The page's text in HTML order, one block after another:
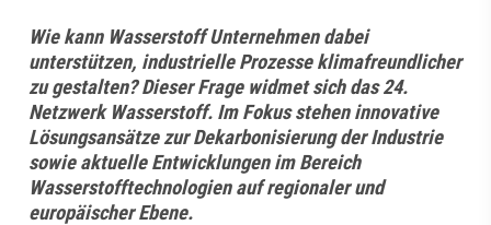
Wie kann Wasserstoff Unternehmen dabei
unterstützen, industrielle Prozesse klimafreundlicher
zu gestalten? Dieser Frage widmet sich das 24.
Netzwerk Wasserstoff. Im Fokus stehen innovative
Lösungsansätze zur Dekarbonisierung der Industrie
sowie aktuelle Entwicklungen im Bereich
Wasserstofftechnologien auf regionaler und
europäischer Ebene.